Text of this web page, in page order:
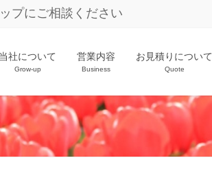
プにご相談ください
当社について
Grow-up
営業内容
Business
お見積りについて
Quote